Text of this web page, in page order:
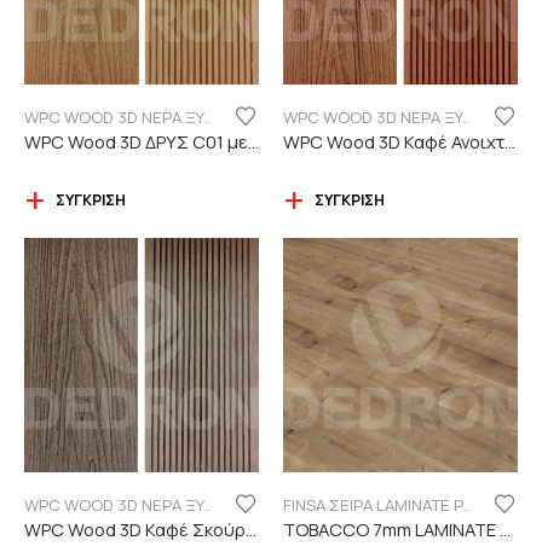
WPC WOOD 3D ΝΕΡΑ ΞΥΛΟΥ
ΣΎΓΚΡΙΣΗ
WPC WOOD 3D ΝΕΡΑ ΞΥΛΟΥ
ΣΎΓΚΡΙΣΗ
WPC WOOD 3D ΝΕΡΑ ΞΥΛΟΥ FINSA ΣΕΙΡΑ LAMINATE PUREFLOOR 7MM